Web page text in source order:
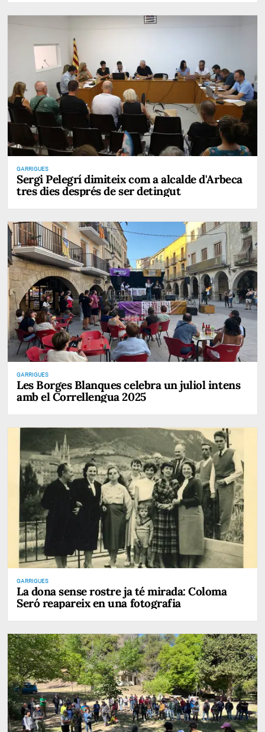
GARRIGUES
Sergi Pelegrí dimiteix com a alcalde d'Arbeca
tres dies després de ser detingut
GARRIGUES
Les Borges Blanques celebra un juliol intens
amb el Correllengua 2025
GARRIGUES
La dona sense rostre ja té mirada: Coloma
Seró reapareix en una fotografia